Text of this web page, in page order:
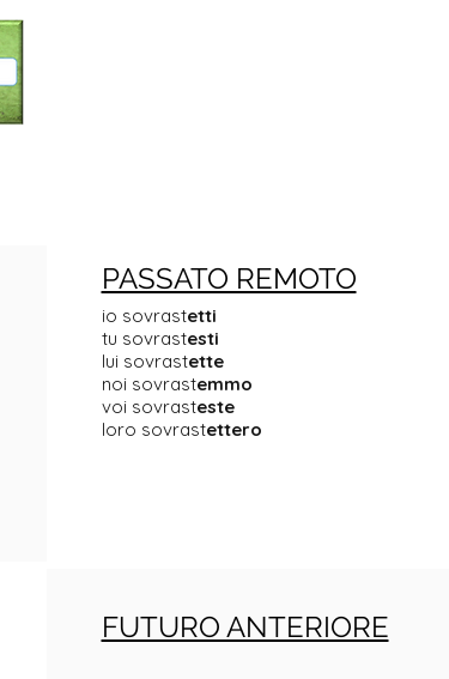
PASSATO REMOTO
io sovrastetti
tu sovrastesti
lui sovrastette
noi sovrastemmo
voi sovrasteste
loro sovrastettero
FUTURO ANTERIORE